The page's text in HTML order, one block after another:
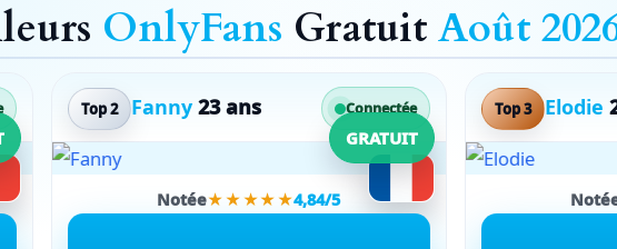
OnlyFans GratuitAoût
Top 2 Fanny 23 ans Connectée
GRATUIT
Notée★★★★★4,84/5
Top 3 Elodie